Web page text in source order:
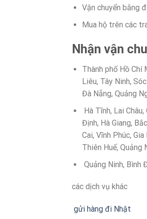
Vận chuyển bằng
Mua hộ trên các
Nhận vận
Thành phố Hồ Chí
Liêu, Tây Ninh,
Đà Nẵng, Quảng
Hà Tĩnh, Lai
Định, Hà Giang,
Cai, Vĩnh Phúc,
Thiên Huế, Quảng
Quảng Ninh, Bình
các dịch vụ khác
gửi hàng đi Nhật